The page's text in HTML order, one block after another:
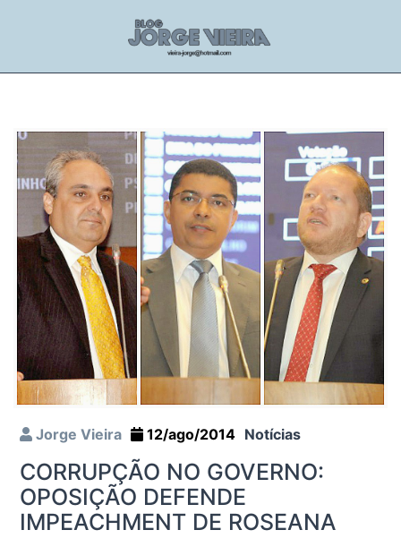
Jorge Vieira 12/ago/2014 Notícias
CORRUPÇÃO NO GOVERNO:
OPOSIÇÃO DEFENDE
IMPEACHMENT DE ROSEANA